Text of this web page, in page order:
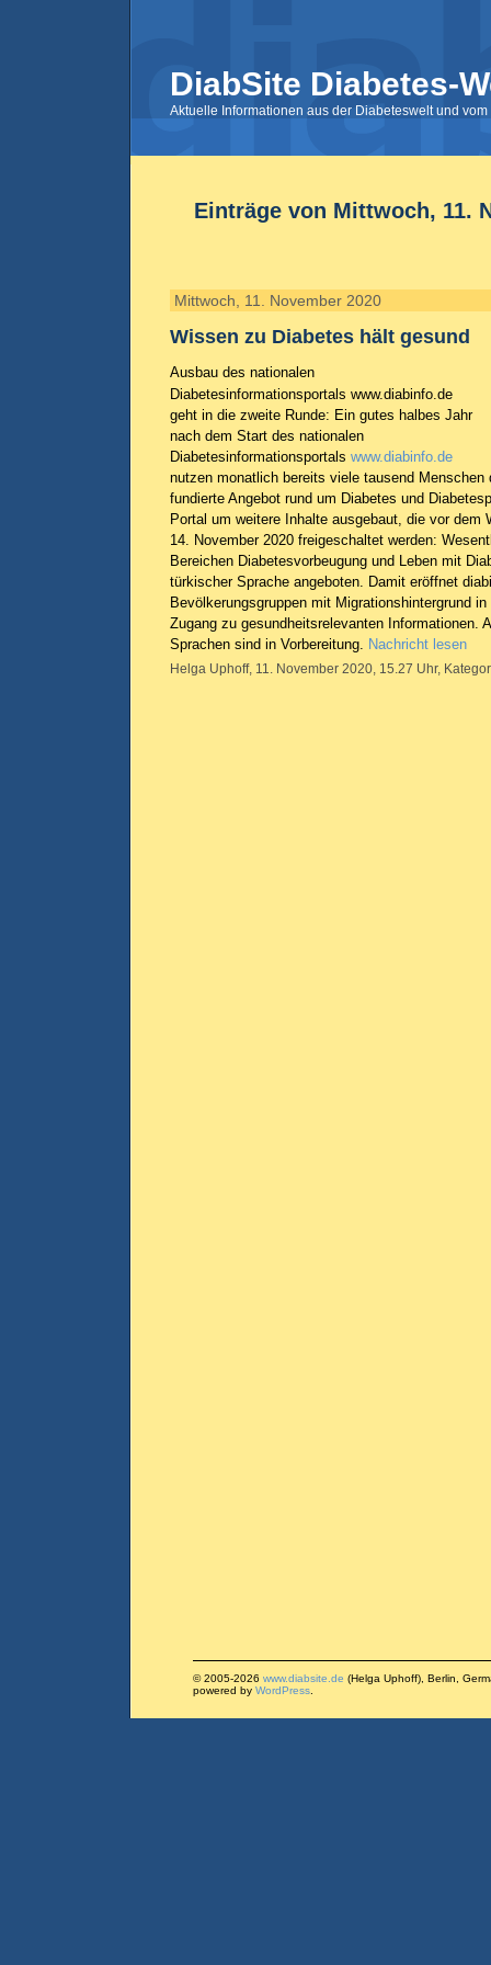
DiabSite Diabetes-
Aktuelle Informationen aus der Diabeteswelt und
Einträge von Mittwoch, 11.
Mittwoch, 11. November 2020
Wissen zu Diabetes hält gesund
Ausbau des nationalen
Diabetesinformationsportals www.diabinfo.de
geht in die zweite Runde: Ein gutes halbes Jahr
nach dem Start des nationalen
Diabetesinformationsportals www.diabinfo.de
nutzen monatlich bereits viele tausend
fundierte Angebot rund um Diabetes und
Portal um weitere Inhalte ausgebaut, die vor dem
14. November 2020 freigeschaltet werden:
Bereichen Diabetesvorbeugung und Leben mit
türkischer Sprache angeboten. Damit eröffnet
Bevölkerungsgruppen mit Migrationshintergrund
Zugang zu gesundheitsrelevanten Informationen.
Sprachen sind in Vorbereitung. Nachricht lesen
Helga Uphoff, 11. November 2020, 15.27 Uhr,
© 2005-2026 www.diabsite.de (Helga Uphoff), Berlin,
powered by WordPress.